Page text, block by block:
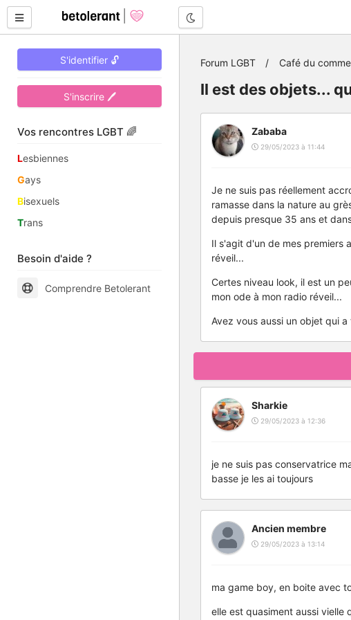
S'identifier 🔓
S'inscrire 🖊
Vos rencontres LGBT 🌈
Lesbiennes
Gays
Bisexuels
Trans
Besoin d'aide ?
Comprendre Betolerant
Forum LGBT Café du
Il est des objets...
Zababa
29/05/2023 à 11:44
Je ne suis pas réellement
ramasse dans la nature au
depuis presque 35 ans et
Il s'agit d'un de mes premiers
réveil...
Certes niveau look, il est un
mon ode à mon radio réveil...
Avez vous aussi un objet qui
Sharkie
29/05/2023 à 12:36
je ne suis pas conservatrice
basse je les ai toujours
Ancien membre
29/05/2023 à 13:14
ma game boy, en boite avec
elle est quasiment aussi